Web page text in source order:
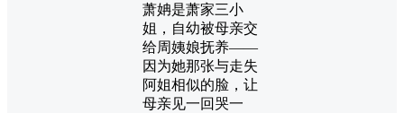
萧姌是萧家三小
姐，自幼被母亲交
给周姨娘抚养——
因为她那张与走失
阿姐相似的脸，让
母亲见一回哭一